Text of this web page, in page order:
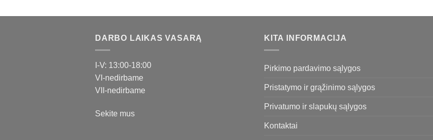
DARBO LAIKAS VASARĄ
I-V: 13:00-18:00
VI-nedirbame
VII-nedirbame
Sekite mus
KITA INFORMACIJA
Pirkimo pardavimo sąlygos
Pristatymo ir grąžinimo sąlygos
Privatumo ir slapukų sąlygos
Kontaktai